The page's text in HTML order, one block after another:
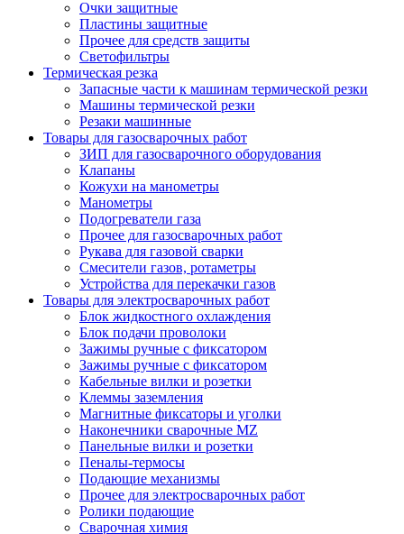
Очки защитные
Пластины защитные
Прочее для средств защиты
Светофильтры
Термическая резка
Запасные части к машинам термической резки
Машины термической резки
Резаки машинные
Товары для газосварочных работ
ЗИП для газосварочного оборудования
Клапаны
Кожухи на манометры
Манометры
Подогреватели газа
Прочее для газосварочных работ
Рукава для газовой сварки
Смесители газов, ротаметры
Устройства для перекачки газов
Товары для электросварочных работ
Блок жидкостного охлаждения
Блок подачи проволоки
Зажимы ручные с фиксатором
Зажимы ручные с фиксатором
Кабельные вилки и розетки
Клеммы заземления
Магнитные фиксаторы и уголки
Наконечники сварочные MZ
Панельные вилки и розетки
Пеналы-термосы
Подающие механизмы
Прочее для электросварочных работ
Ролики подающие
Сварочная химия